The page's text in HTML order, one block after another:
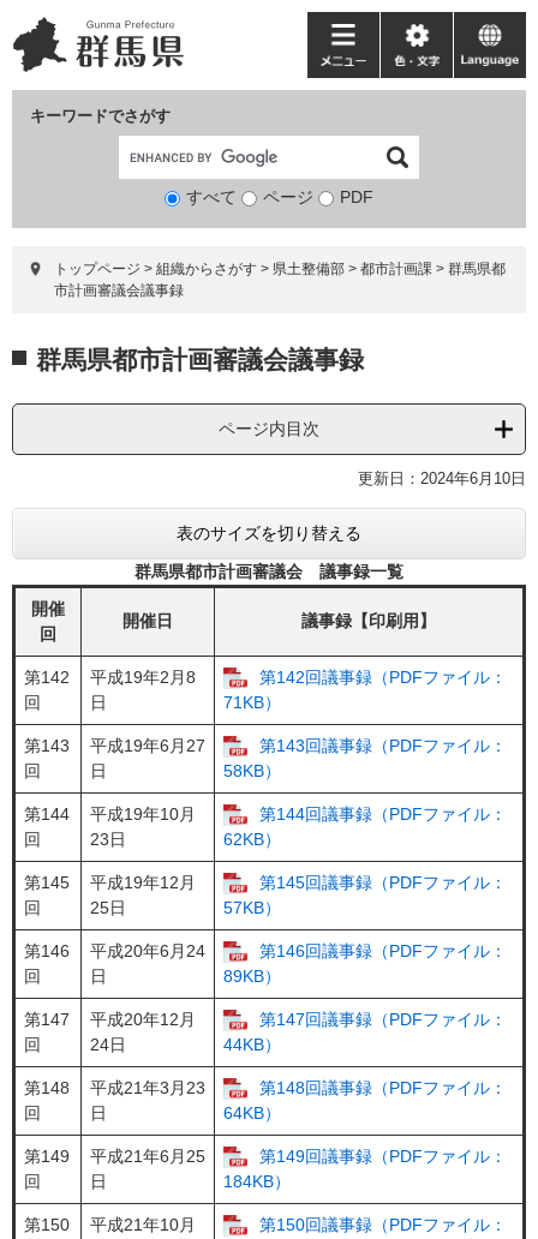
ー
ジ
ニ
ュ
て
キーワードでさがす
検
象
すべて ページ PDF
メ
ニ
ー
色・
文
language
トップページ > 組織からさがす > 県土整備部 > 都市計画課 > 群馬県都
市計画審議会議事録
文 群馬県都市計画審議会議事録
ページ内目次
更新日：2024年6月10日
表のサイズを切り替える
群馬県都市計画審議会 議事録一覧
開催
回
開催日 議事録【印刷用】
第142
回
平成19年2月8
日
第142回議事録（PDFファイル：
71KB）
第143
回
平成19年6月27
日
第143回議事録（PDFファイル：
58KB）
第144
回
平成19年10月
23日
第144回議事録（PDFファイル：
62KB）
第145
回
平成19年12月
25日
第145回議事録（PDFファイル：
57KB）
第146
回
平成20年6月24
日
第146回議事録（PDFファイル：
89KB）
第147
回
平成20年12月
24日
第147回議事録（PDFファイル：
44KB）
第148
回
平成21年3月23
日
第148回議事録（PDFファイル：
64KB）
第149
回
平成21年6月25
日
第149回議事録（PDFファイル：
184KB）
第150
平成21年10月
第150回議事録（PDFファイル：